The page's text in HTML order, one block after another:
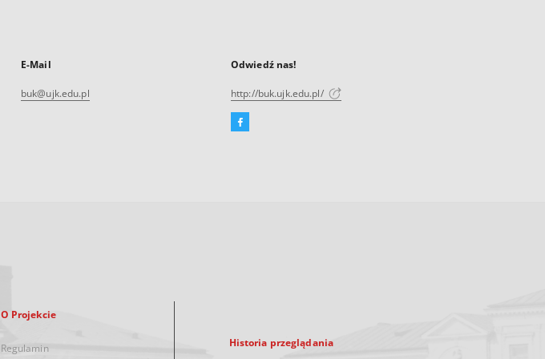
E-Mail
buk@ujk.edu.pl
Odwiedź nas!
http://buk.ujk.edu.pl/
Facebook
O Projekcie
Regulamin Historia przeglądania